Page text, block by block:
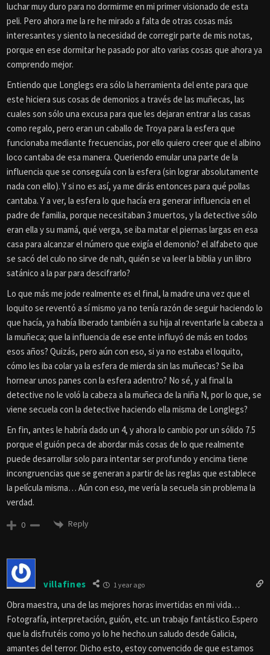
luchar muy duro para no dormirme en mi primer visionado de esta
peli. Pero ahora me la re he mirado a falta de otras cosas más
interesantes y siento la necesidad de corregir parte de mis notas,
porque en ese dormitar he pasado por alto varias cosas que ahora ya
comprendo mejor.
Entiendo que Longlegs era sólo la herramienta del ente para que
este hiciera sus cosas de demonios a través de las muñecas, las
cuales son sólo una excusa para que les dejaran entrar a las casas
como regalo, pero eran un caballo de Troya para la esfera que
funcionaba mediante frecuencias, por ello quiero creer que el albino
loco cantaba de esa manera. Queriendo emular una parte de la
influencia que se conseguía con la esfera (sin lograr absolutamente
nada con ello). Y si no es así, ya me dirás entonces para qué pollas
cantaba. Y a ver, la esfera lo que hacía era generar influencia en el
padre de familia, porque necesitaban 3 muertos, y la detective sólo
eran ella y su mamá, qué verga, se iba matar el piernas largas en esa
casa para alcanzar el número que exigía el demonio? el alfabeto que
se sacó del culo no sirve de nah, quién se va leer la biblia y un libro
satánico a la par para descifrarlo?
Lo que más me jode realmente es el final, la madre una vez que el
loquito se reventó a sí mismo ya no tenía razón de seguir haciendo lo
que hacía, ya había liberado también a su hija al reventarle la cabeza a
la muñeca; que la influencia de ese ente influyó de más en todos
esos años? Quizás, pero aún con eso, si ya no estaba el loquito,
cómo les iba colar ya la esfera de mierda sin las muñecas? Se iba
hornear unos panes con la esfera adentro? No sé, y al final la
detective no le voló la cabeza a la muñeca de la niña N, por lo que, se
viene secuela con la detective haciendo ella misma de Longlegs?
En fin, antes le habría dado un 4, y ahora lo cambio por un sólido 7.5
porque el guión peca de abordar más cosas de lo que realmente
puede desarrollar solo para intentar ser profundo y encima tiene
incongruencias que se generan a partir de las reglas que establece
la película misma… Aún con eso, me vería la secuela sin problema la
verdad.
0 Reply
villafines 1 year ago
Obra maestra, una de las mejores horas invertidas en mi vida…
Fotografía, interpretación, guión, etc. un trabajo fantástico.Espero
que la disfrutéis como yo lo he hecho.un saludo desde Galicia,
amantes del terror. Dicho esto, estoy convencido de que estamos